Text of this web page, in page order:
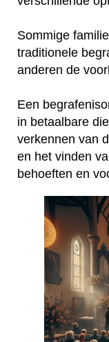
Sommige
traditionele
anderen de
Een
in betaalbare
verkennen van
en het vinden
behoeften en